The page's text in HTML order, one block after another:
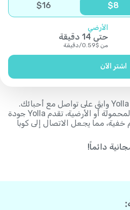
$8
$16
الأرضي
حتى 14 دقيقة
من $
0.59
/دقيقة
اشتر الآن
استمتع بأسعار مناسبة مع Yolla وابقَ على تواصل مع أحبائك.
سواء كنت تتصل بالهواتف المحمولة أو الأرضية، تقدم Yolla جودة
مما يجعل الاتصال إلى كوبا